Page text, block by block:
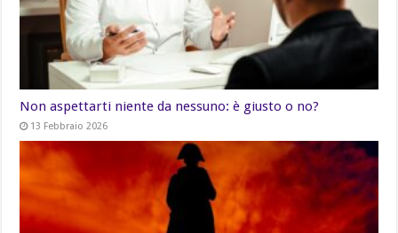
Non aspettarti niente da nessuno: è giusto o no?
13 Febbraio 2026